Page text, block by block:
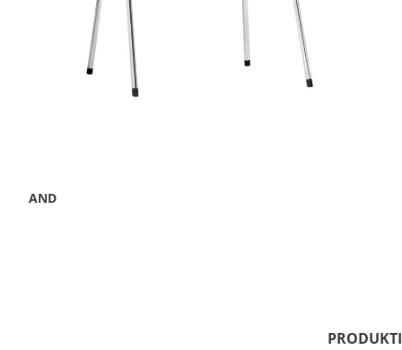
AND
PRODUKTI